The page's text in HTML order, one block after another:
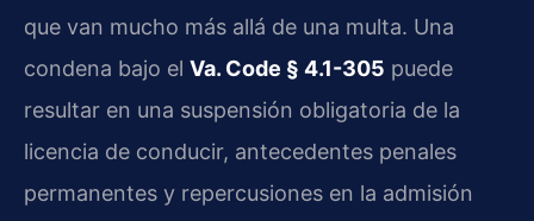
que van mucho más allá de una multa. Una
condena bajo el Va. Code § 4.1-305 puede
resultar en una suspensión obligatoria de la
licencia de conducir, antecedentes penales
permanentes y repercusiones en la admisión